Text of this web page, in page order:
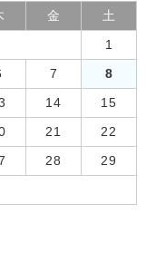
金 土
1
7 8
14 15
21 22
28 29